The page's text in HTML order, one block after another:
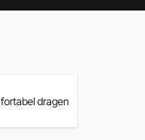
dragen